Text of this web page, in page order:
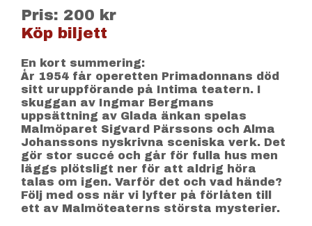
Pris: 200 kr
Köp biljett
En kort summering:
År 1954 får operetten Primadonnans död
sitt uruppförande på Intima teatern. I
skuggan av Ingmar Bergmans
uppsättning av Glada änkan spelas
Malmöparet Sigvard Pärssons och Alma
Johanssons nyskrivna sceniska verk. Det
gör stor succé och går för fulla hus men
läggs plötsligt ner för att aldrig höra
talas om igen. Varför det och vad hände?
Följ med oss när vi lyfter på förlåten till
ett av Malmöteaterns största mysterier.